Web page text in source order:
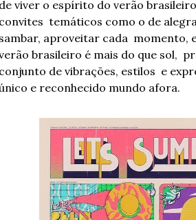
viver o espírito do verão
temáticos como o de
aproveitar cada  momento,
brasileiro é mais do que sol,
de vibrações, estilos  e
e reconhecido mundo afora.